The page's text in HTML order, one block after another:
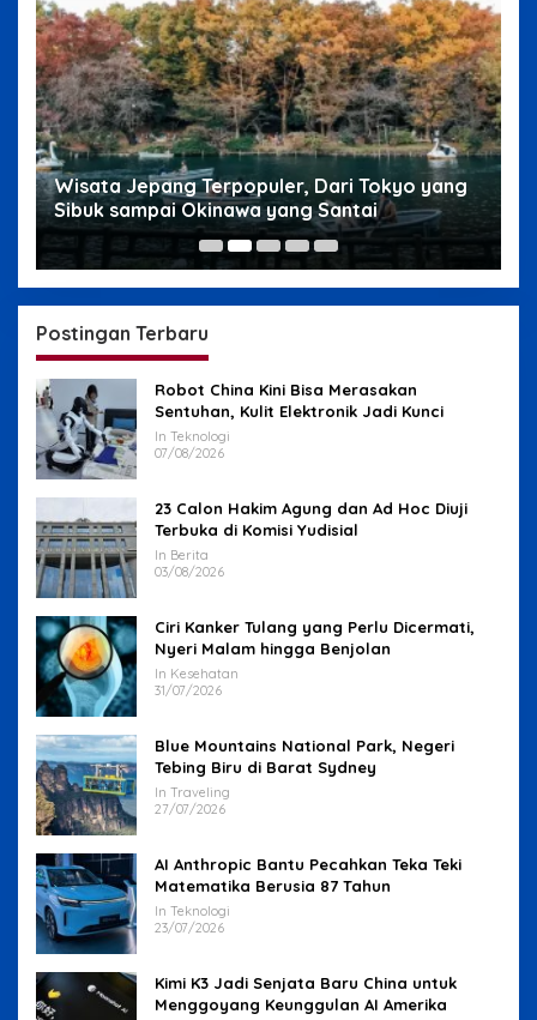
Wisata Jepang Terpopuler, Dari Tokyo yang
Sibuk sampai Okinawa yang Santai
Postingan Terbaru
Robot China Kini Bisa Merasakan
Sentuhan, Kulit Elektronik Jadi Kunci
In Teknologi
07/08/2026
23 Calon Hakim Agung dan Ad Hoc Diuji
Terbuka di Komisi Yudisial
In Berita
03/08/2026
Ciri Kanker Tulang yang Perlu Dicermati,
Nyeri Malam hingga Benjolan
In Kesehatan
31/07/2026
Blue Mountains National Park, Negeri
Tebing Biru di Barat Sydney
In Traveling
27/07/2026
AI Anthropic Bantu Pecahkan Teka Teki
Matematika Berusia 87 Tahun
In Teknologi
23/07/2026
Kimi K3 Jadi Senjata Baru China untuk
Menggoyang Keunggulan AI Amerika